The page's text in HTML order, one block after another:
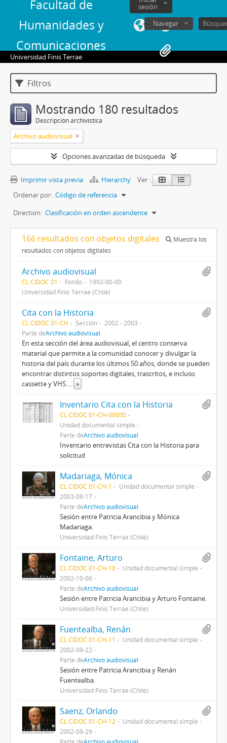
Facultad de
Humanidades y
Comunicaciones
sesión
Navegar
Universidad Finis Terrae
Filtros
Mostrando 180 resultados
Descripción archivística
Archivo audiovisual
Opciones avanzadas de búsqueda
Imprimir vista previa Hierarchy
Ver :
Ordenar por: Código de referencia
Direction: Clasificación en orden ascendente
166 resultados con objetos digitales
Muestra los
resultados con objetos digitales
Archivo audiovisual
CL CIDOC 01 Fondo
1992-00-00
Universidad Finis Terrae (Chile)
Cita con la Historia
CL CIDOC 01-CH Sección
2002 - 2003
Parte deArchivo audiovisual
En esta sección del área audiovisual, el centro conserva
material que permite a la comunidad conocer y divulgar la
historia del país durante los últimos 50 años, donde se pueden
encontrar distintos soportes digitales, trascritos, e incluso
cassette y VHS.... »
Inventario Cita con la Historia
CL CIDOC 01-CH-00000
Unidad documental simple
Parte deArchivo audiovisual
Inventario entrevistas Cita con la Historia para
solicitud
Madariaga, Mónica
CL CIDOC 01-CH-1
Unidad documental simple
2003-08-17
Parte deArchivo audiovisual
Sesión entre Patricia Arancibia y Mónica
Madariaga.
Universidad Finis Terrae (Chile)
Fontaine, Arturo
CL CIDOC 01-CH-10
Unidad documental simple
2002-10-06
Parte deArchivo audiovisual
Sesión entre Patricia Arancibia y Arturo Fontaine.
Universidad Finis Terrae (Chile)
Fuentealba, Renán
CL CIDOC 01-CH-11
Unidad documental simple
2002-09-22
Parte deArchivo audiovisual
Sesión entre Patricia Arancibia y Renán
Fuentealba.
Universidad Finis Terrae (Chile)
Saenz, Orlando
CL CIDOC 01-CH-12
Unidad documental simple
2002-09-29